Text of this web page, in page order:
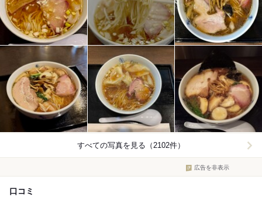
すべての写真を見る（2102件）
広告を非表示
口コミ